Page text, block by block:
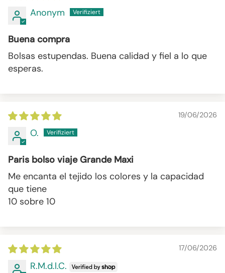
Anonym
Buena compra
Bolsas estupendas. Buena calidad y fiel a lo que
esperas.
19/06/2026
O.
Paris bolso viaje Grande Maxi
Me encanta el tejido los colores y la capacidad
que tiene
10 sobre 10
17/06/2026
R.M.d.l.C.